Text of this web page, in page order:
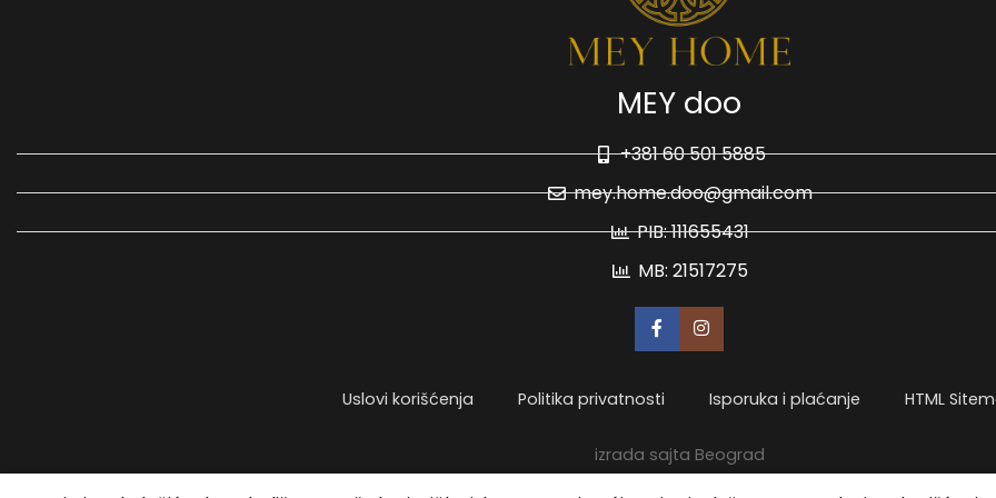
MEY doo
+381 60 501 5885
mey.home.doo@gmail.com
PIB: 111655431
MB: 21517275
Uslovi korišćenja Politika privatnosti Isporuka i plaćanje HTML
izrada sajta Beograd